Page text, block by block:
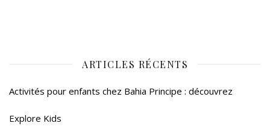
ARTICLES RÉCENTS
Activités pour enfants chez Bahia Principe : découvrez
Explore Kids